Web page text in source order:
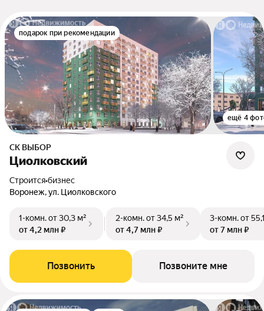
подарок при рекомендации
ещё 4
СК ВЫБОР
Циолковский
Строится•бизнес
Воронеж, ул. Циолковского
1-комн.от 30,3 м²
от 4,2 млн ₽
2-комн.от 34,5 м²
от 4,7 млн ₽
3-комн.от
от 7 млн ₽
Позвонить Позвоните мне